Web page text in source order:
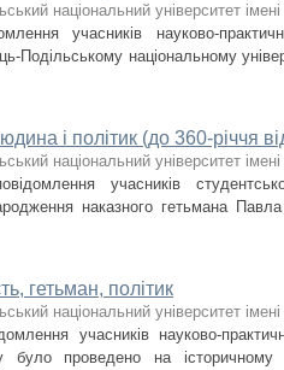
національний університет
учасників науково-
Подільському національному
і політик (до 360-річчя
національний університет
учасників
наказного гетьмана
гетьман, політик
національний університет
учасників науково-
проведено на історичному